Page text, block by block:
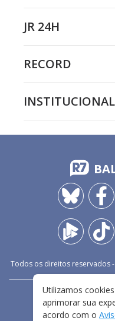
JR 24H
RECORD
INSTITUCIONAL
Todos os direitos reservados
TERMOS
Utilizamos
aprimorar sua
acordo com o